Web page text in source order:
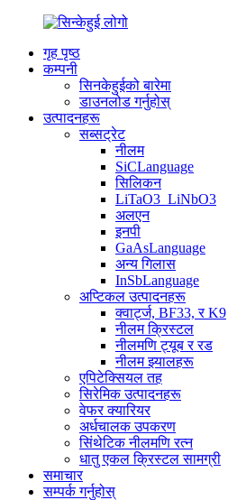
गृह पृष्ठ
कम्पनी
सिनकेहुईको बारेमा
डाउनलोड गर्नुहोस्
उत्पादनहरू
सब्सट्रेट
नीलम
SiCLanguage
सिलिकन
LiTaO3_LiNbO3
अलएन
इनपी
GaAsLanguage
अन्य गिलास
InSbLanguage
अप्टिकल उत्पादनहरू
क्वार्ट्ज, BF33, र K9
नीलम क्रिस्टल
नीलमणि ट्यूब र रड
नीलम झ्यालहरू
एपिटेक्सियल तह
सिरेमिक उत्पादनहरू
वेफर क्यारियर
अर्धचालक उपकरण
सिंथेटिक नीलमणि रत्न
धातु एकल क्रिस्टल सामग्री
समाचार
सम्पर्क गर्नुहोस्